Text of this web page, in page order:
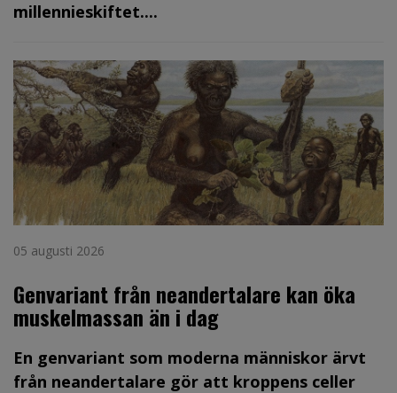
millennieskiftet....
05 augusti 2026
Genvariant från neandertalare kan öka
muskelmassan än i dag
En genvariant som moderna människor ärvt
från neandertalare gör att kroppens celler